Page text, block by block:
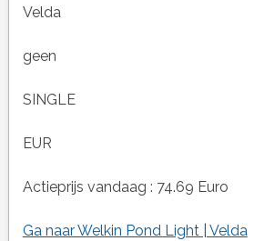
Velda
geen
SINGLE
EUR
Actieprijs vandaag : 74.69 Euro
Ga naar Welkin Pond Light | Velda